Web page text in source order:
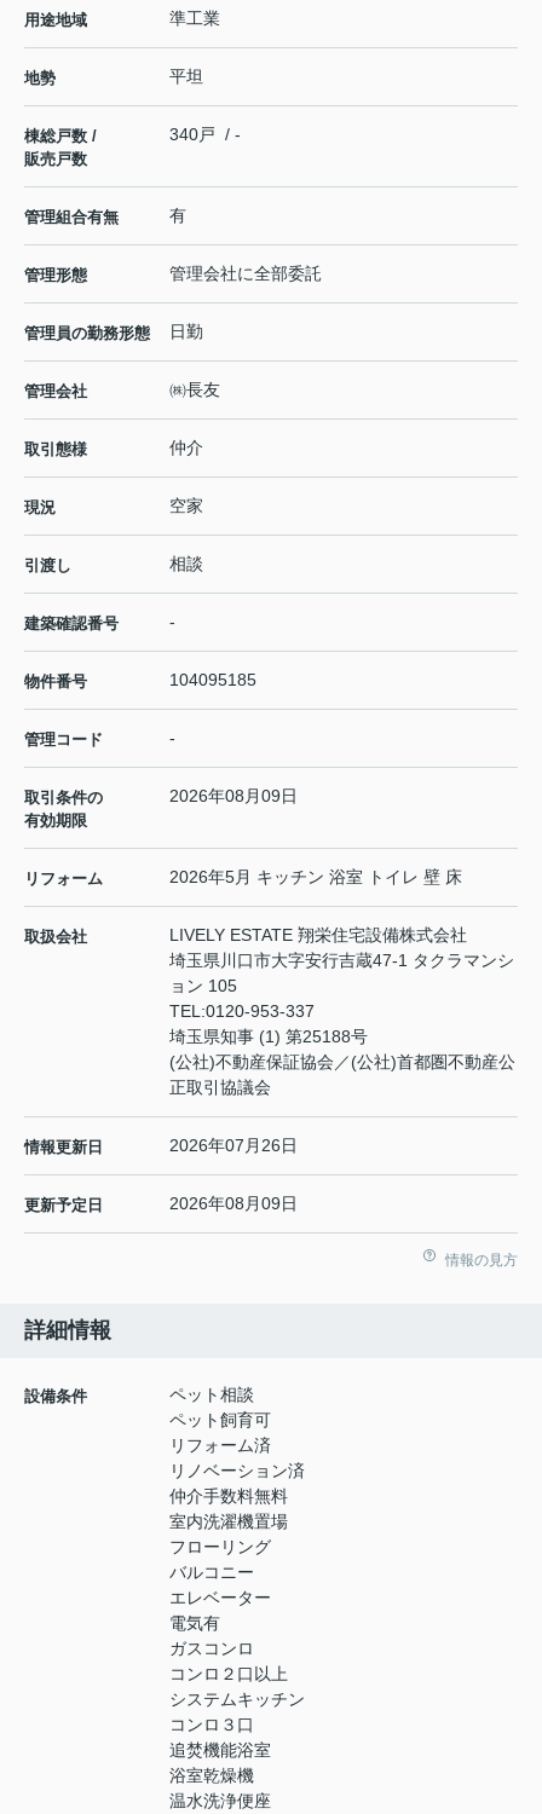
用途地域 準工業
地勢 平坦
棟総戸数 /
販売戸数
340戸 / -
管理組合有無 有
管理形態 管理会社に全部委託
管理員の勤務形態 日勤
管理会社 ㈱長友
取引態様 仲介
現況 空家
引渡し 相談
建築確認番号 -
物件番号 104095185
管理コード -
取引条件の
有効期限
2026年08月09日
リフォーム 2026年5月 キッチン 浴室 トイレ 壁 床
取扱会社
LIVELY ESTATE 翔栄住宅設備株式会社
埼玉県川口市大字安行吉蔵47-1 タクラマンシ
ョン 105
TEL:0120-953-337
埼玉県知事 (1) 第25188号
(公社)不動産保証協会／(公社)首都圏不動産公
正取引協議会
情報更新日 2026年07月26日
更新予定日 2026年08月09日
情報の見方
詳細情報
設備条件
ペット相談
ペット飼育可
リフォーム済
リノベーション済
仲介手数料無料
室内洗濯機置場
フローリング
バルコニー
エレベーター
電気有
ガスコンロ
コンロ２口以上
システムキッチン
コンロ３口
追焚機能浴室
浴室乾燥機
温水洗浄便座